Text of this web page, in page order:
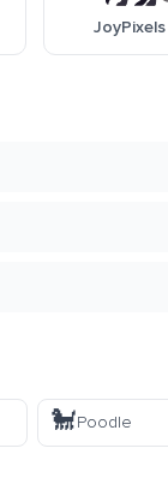
JoyPixels
🐩Poodle